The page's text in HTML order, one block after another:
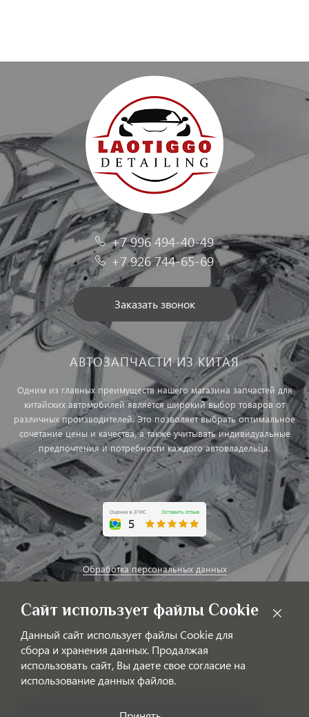
+7 996 494-40-49
+7 926 744-65-69
Заказать звонок
АВТОЗАПЧАСТИ ИЗ КИТАЯ
Одним из главных преимуществ нашего магазина запчастей для
китайских автомобилей является широкий выбор товаров от
различных производителей. Это позволяет выбрать оптимальное
сочетание цены и качества, а также учитывать индивидуальные
предпочтения и потребности каждого автовладельца.
Обработка персональных данных
Сайт использует файлы Cookie
Данный сайт использует файлы Cookie для
сбора и хранения данных. Продалжая
использовать сайт, Вы даете свое согласие на
использование данных файлов.